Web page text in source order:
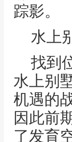
踪影。
水上
找到
水上别
机遇的
因此前
了发育